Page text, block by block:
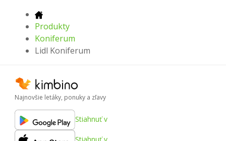
Produkty
Koniferum
Lidl Koniferum
Najnovšie letáky, ponuky a zľavy
Stiahnuť v